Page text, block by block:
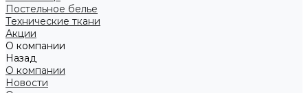
Постельное белье
Технические ткани
Акции
О компании
Назад
О компании
Новости